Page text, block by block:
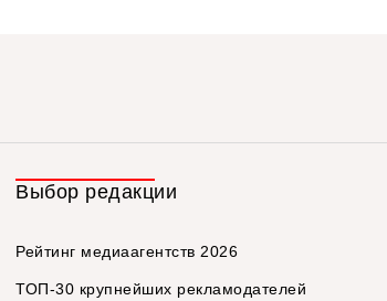
Выбор редакции
Рейтинг медиаагентств 2026
ТОП-30 крупнейших рекламодателей